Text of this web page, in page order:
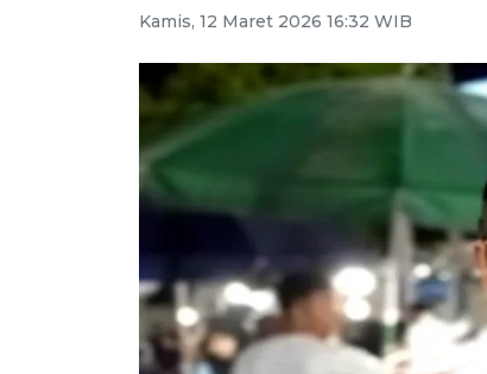
Kamis, 12 Maret 2026 16:32 WIB